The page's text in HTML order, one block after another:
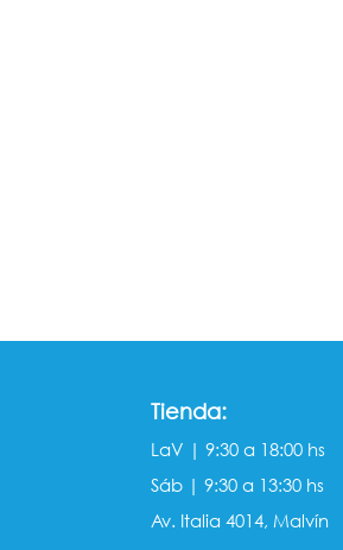
Tienda:
LaV | 9:30 a 18:00 hs
Sáb | 9:30 a 13:30 hs
Av. Italia 4014, Malvín